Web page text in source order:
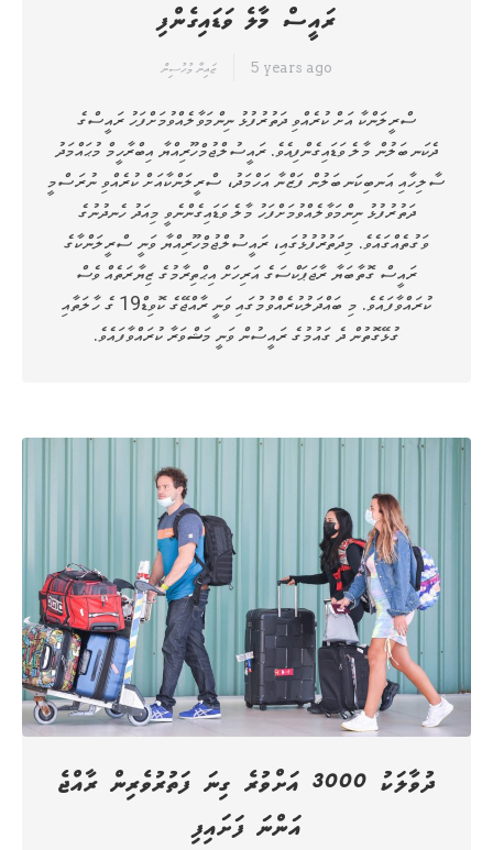
ރައީސް މާލެ ވަޑައިގެންފި
ޒައިނާ މުހުސިން 5 years ago
ސްރީލަންކާ އަށް ކުރެއްވި ދަތުރުފުޅު ނިންމަވާލެއްވުމަށްފަހު ރައީސްގެ
ދެކަނބަލުން މާލެ ވަޑައިގެންފިއެވެ. ރައީސުލްޖުމްހޫރިއްޔާ އިބްރާހީމް މުޙައްމަދު
ސާލިހާއި އަނބިކަނބަލުން ފަޒްނާ އަހްމަދު، ސްރީލަންކާއަށް ކުރެއްވި ނުރަސްމީ
ދަތުރުފުޅު ނިންމަވާލެއްވުމަށްފަހު މާލެ ވަޑައިގެންނެވީ މިއަދު ހެނދުނުގެ
ވަގުތެއްގައެވެ. މިދަތުރުފުޅުގައި، ރައީސުލްޖުމްހޫރިއްޔާ ވަނީ ސްރީލަންކާގެ
ރައީސް ގޮތާބަޔާ ރާޖަޕަކްސަގެ އަރިހަށް އިޙްތިރާމުގެ ޒިޔާރަތެއް ވެސް
ކުރައްވާފައެވެ. މި ބައްދަލުކުރެއްވުމުގައި ވަނީ ރާއްޖޭގެ ކޮވިޑް19 ގެ ހާލަތާއި
ގުޅޭގޮތުން ދެ ގައުމުގެ ރައީސުން ވަނީ މަޝްވަރާ ކުރައްވާފައެވެ.
ދުވާލަކު 3000 އަށްވުރެ ގިނަ ފަތުރުވެރިން ރާއްޖެ
އަންނަ ފަށައިފި